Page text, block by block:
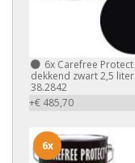
6x Carefree Protect
dekkend zwart 2,5 liter
38.2842
+€ 485,70
6x